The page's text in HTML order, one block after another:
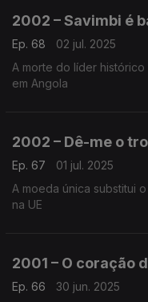
2002 – Savimbi é
Ep. 68
02 jul. 2025
A morte do líder histórico
em Angola
2002 – Dê-me o
Ep. 67
01 jul. 2025
A moeda única substitui
na UE
2001 – O coração
Ep. 66
30 jun. 2025